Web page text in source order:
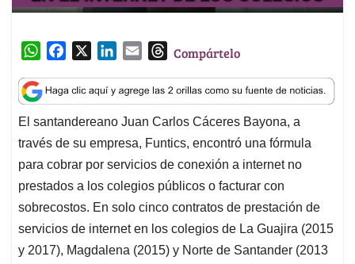
W
a
t
s
A
p
p
c
e
b
o
o
k
n
k
e
d
I
n
a
i
l
T
r
e
a
d
s
Compártelo
El santandereano Juan Carlos Cáceres Bayona, a
través de su empresa, Funtics, encontró una fórmula
para cobrar por servicios de conexión a internet no
prestados a los colegios públicos o facturar con
sobrecostos. En solo cinco contratos de prestación de
servicios de internet en los colegios de La Guajira (2015
y 2017), Magdalena (2015) y Norte de Santander (2013